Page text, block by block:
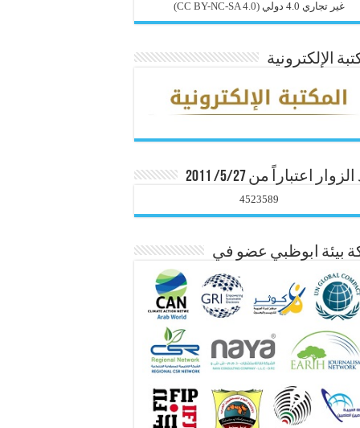
غير تجاري 4.0 دولي (CC BY-NC-SA 4.0)
الإلكترونية
اعتباراً من 5/27/ 2011
4523589
بيئة ابوظبي عضو في